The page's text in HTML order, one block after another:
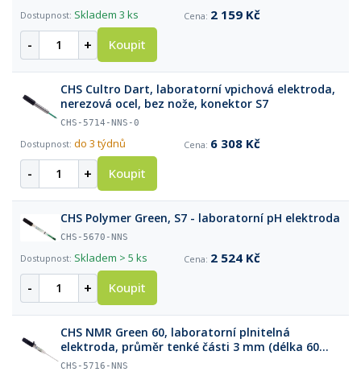
Skladem 3 ks 2 159 Kč
- + Koupit
CHS Cultro Dart, laboratorní vpichová elektroda,
nerezová ocel, bez nože, konektor S7
CHS-5714-NNS-0
do 3 týdnů 6 308 Kč
- + Koupit
CHS Polymer Green, S7 - laboratorní pH elektroda
CHS-5670-NNS
Skladem > 5 ks 2 524 Kč
- + Koupit
CHS NMR Green 60, laboratorní plnitelná
elektroda, průměr tenké části 3 mm (délka 60
mm), S7 konektor
CHS-5716-NNS